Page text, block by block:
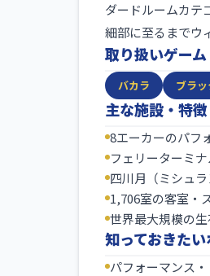
ダードルームカテ
細部に至るまでウ
取り扱いゲーム
バカラ ブラ
主な施設・特徴
8エーカーのパフ
フェリーターミ
四川月（ミシュ
1,706室の客室・
世界最大規模の
知っておきた
パフォーマンス